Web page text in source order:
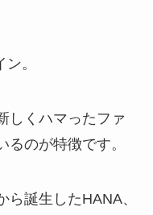
。
しくハマったファ
のが特徴です。
誕生したHANA、